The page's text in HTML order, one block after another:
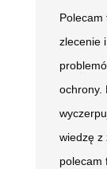
Polecam
zlecenie
ochrony.
wiedzę z
polecam